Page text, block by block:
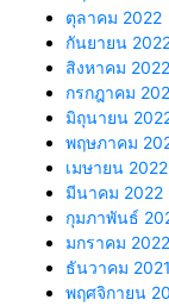
ตุลาคม 2022
กันยายน
สิงหาคม 2022
กรกฎาคม
มิถุนายน
พฤษภาคม
เมษายน 2022
มีนาคม 2022
กุมภาพันธ์
มกราคม 2022
ธันวาคม 2021
พฤศจิกายน